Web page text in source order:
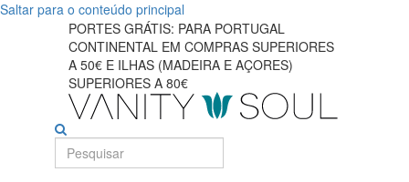
Saltar para o conteúdo principal
PORTES GRÁTIS: PARA PORTUGAL
CONTINENTAL EM COMPRAS SUPERIORES
A 50€ E ILHAS (MADEIRA E AÇORES)
SUPERIORES A 80€